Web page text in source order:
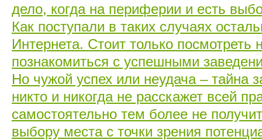
дело, когда на периферии и есть
Как поступали в таких случаях
Интернета. Стоит только посмотреть
познакомиться с успешными
Но чужой успех или неудача – тайна
никто и никогда не расскажет всей
самостоятельно тем более не
выбору места с точки зрения